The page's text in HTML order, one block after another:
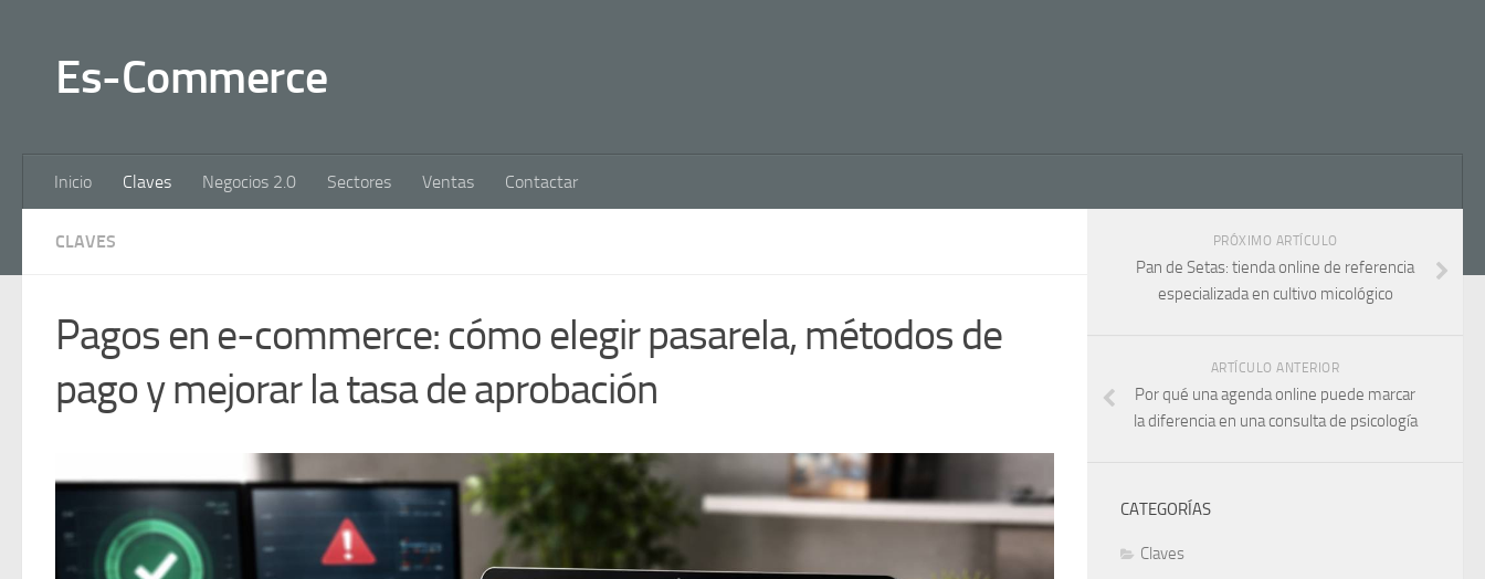
Es-Commerce
Inicio Claves Negocios 2.0 Sectores Ventas Contactar
CLAVES
Pagos en e-commerce: cómo elegir pasarela, métodos de
pago y mejorar la tasa de aprobación
PRÓXIMO ARTÍCULO
Pan de Setas: tienda online de referencia
especializada en cultivo micológico
ARTÍCULO ANTERIOR
Por qué una agenda online puede marcar
la diferencia en una consulta de psicología
CATEGORÍAS
Claves